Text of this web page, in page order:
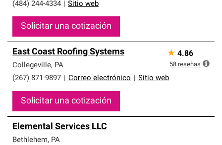
(484) 244-4334
Sitio web
Solicitar una cotización
East Coast Roofing Systems
Collegeville, PA
(267) 871-9897
Correo electrónico Sitio web
Solicitar una cotización
★ 4.86
58 reseñas
Elemental Services LLC
Bethlehem, PA